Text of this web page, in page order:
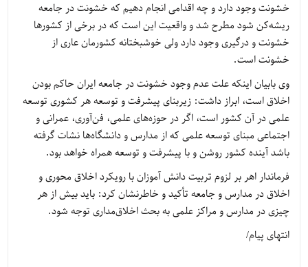
خشونت وجود دارد و چه اقدامی انجام دهیم که خشونت در جامعه
ریشه‌کن شود مطرح شد و واقعیت این است که در برخی از کشورها
خشونت و درگیری وجود دارد ولی خوشبختانه کشورمان عاری از
خشونت است.
وی بابیان اینکه علت عدم وجود خشونت در جامعه ایران حاکم بودن
اخلاق است، ابراز داشت: زیربنای پیشرفت و توسعه هر کشوری توسعه
علمی در آن کشور است، اگر در حوزه‌های علمی، فن‌آوری، عمرانی و
اجتماعی مبنای توسعه علمی که از مدارس و دانشگاه‌ها نشات گرفته
باشد آینده کشور روشن و با پیشرفت و توسعه همراه خواهد بود.
فرماندار اهر بر لزوم تربیت دانش آموزان با رویکرد اخلاق محوری و
اخلاق در مدارس و جامعه تأکید و خاطرنشان کرد: باید بیش از هر
چیزی در مدارس و مراکز علمی به بحث اخلاق‌مداری توجه شود.
انتهای پیام/